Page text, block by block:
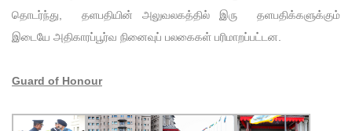
தொடர்ந்து, தளபதியின் அலுவலகத்தில் இரு தளபதிக்களுக்கும்
இடையே அதிகாரப்பூர்வ நினைவுப் பலகைகள் பரிமாறப்பட்டன.
Guard of Honour